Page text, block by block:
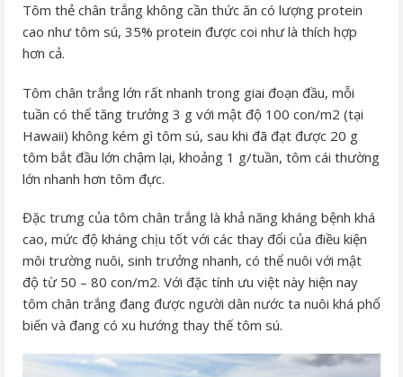
Tôm thẻ chân trắng không cần thức ăn có lượng protein
cao như tôm sú, 35% protein được coi như là thích hợp
hơn cả.
Tôm chân trắng lớn rất nhanh trong giai đoạn đầu, mỗi
tuần có thể tăng trưởng 3 g với mật độ 100 con/m2 (tại
Hawaii) không kém gì tôm sú, sau khi đã đạt được 20 g
tôm bắt đầu lớn chậm lại, khoảng 1 g/tuần, tôm cái thường
lớn nhanh hơn tôm đực.
Đặc trưng của tôm chân trắng là khả năng kháng bệnh khá
cao, mức độ kháng chịu tốt với các thay đổi của điều kiện
môi trường nuôi, sinh trưởng nhanh, có thể nuôi với mật
độ từ 50 – 80 con/m2. Với đặc tính ưu việt này hiện nay
tôm chân trắng đang được người dân nước ta nuôi khá phổ
biến và đang có xu hướng thay thế tôm sú.